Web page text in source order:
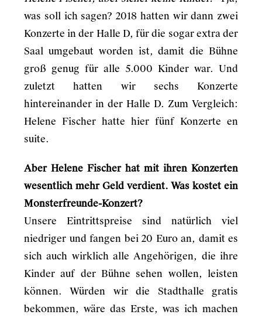
was soll ich sagen? 2018 hatten wir dann zwei
Konzerte in der Halle D, für die sogar extra der
Saal umgebaut worden ist, damit die Bühne
groß genug für alle 5.000 Kinder war. Und
zuletzt hatten wir sechs Konzerte
hintereinander in der Halle D. Zum Vergleich:
Helene Fischer hatte hier fünf Konzerte en
suite.
Aber Helene Fischer hat mit ihren Konzerten
wesentlich mehr Geld verdient. Was kostet ein
Monsterfreunde-Konzert?
Unsere Eintrittspreise sind natürlich viel
niedriger und fangen bei 20 Euro an, damit es
sich auch wirklich alle Angehörigen, die ihre
Kinder auf der Bühne sehen wollen, leisten
können. Würden wir die Stadthalle gratis
bekommen, wäre das Erste, was ich machen